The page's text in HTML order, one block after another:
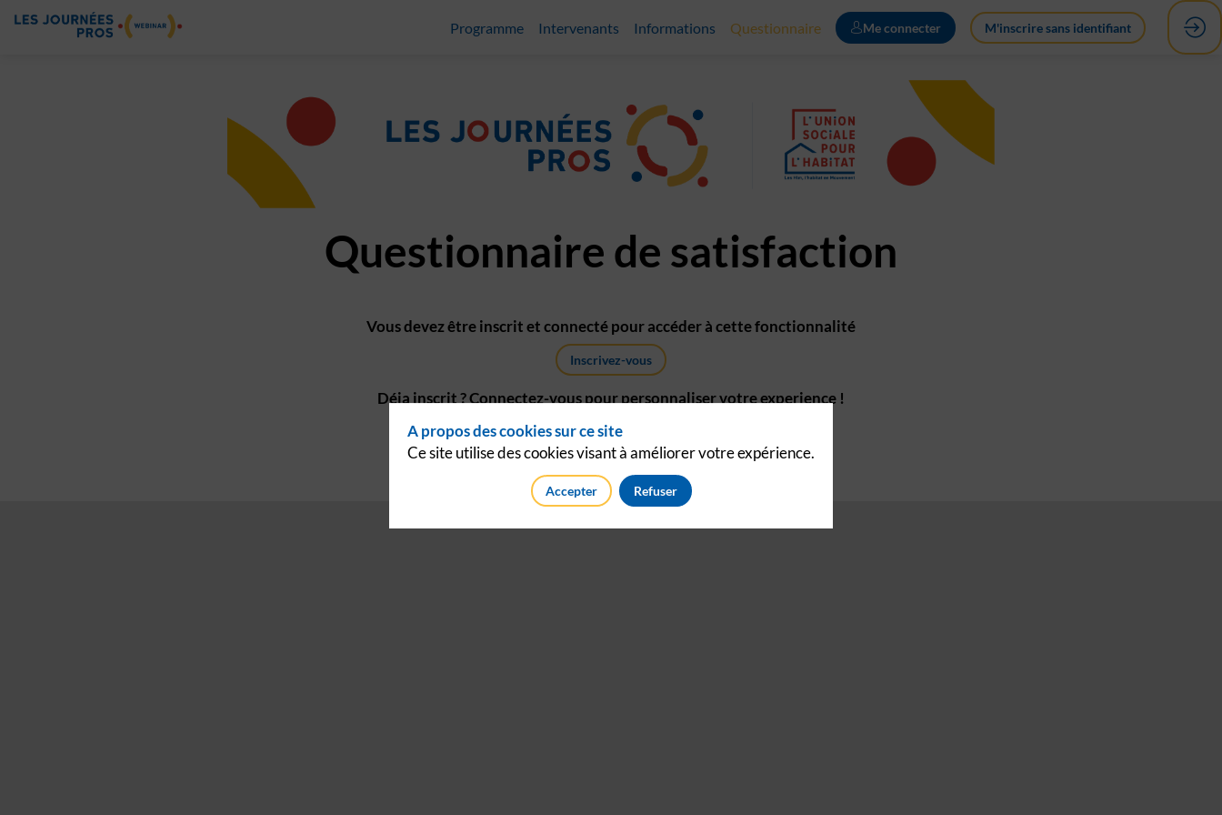
Programme Intervenants Informations Questionnaire Me connecter M'inscrire sans identifiant
Questionnaire de satisfaction
Vous devez être inscrit et connecté pour accéder à cette fonctionnalité
Inscrivez-vous
Déja inscrit ? Connectez-vous pour personnaliser votre experience !
Connectez-vous
A propos des cookies sur ce site
Ce site utilise des cookies visant à améliorer votre expérience.
Accepter Refuser